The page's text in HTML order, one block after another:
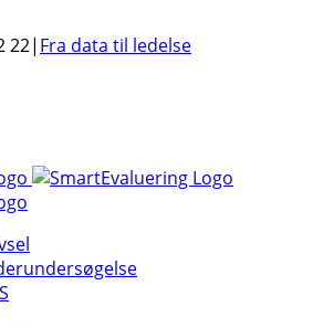
22| Fra data til ledelse